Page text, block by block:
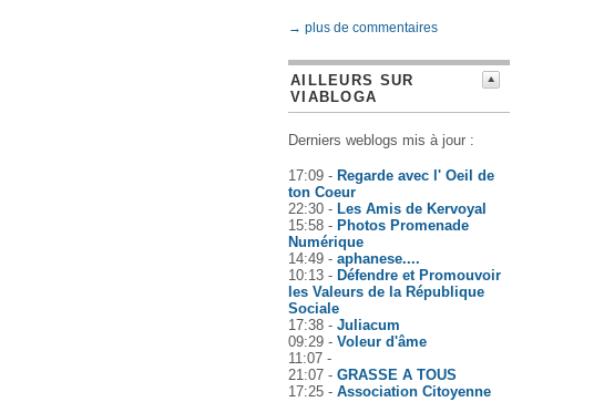
→ plus de commentaires
AILLEURS SUR
VIABLOGA
Derniers weblogs mis à jour :
17:09 - Regarde avec l' Oeil de
ton Coeur
22:30 - Les Amis de Kervoyal
15:58 - Photos Promenade
Numérique
14:49 - aphanese....
10:13 - Défendre et Promouvoir
les Valeurs de la République
Sociale
17:38 - Juliacum
09:29 - Voleur d'âme
11:07 -
21:07 - GRASSE A TOUS
17:25 - Association Citoyenne